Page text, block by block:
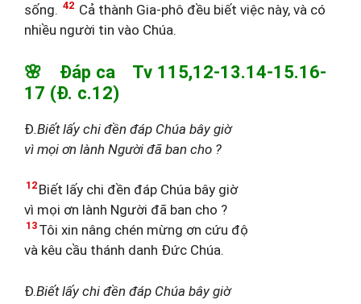
sống. 42 Cả thành Gia-phô đều biết việc này, và có
nhiều người tin vào Chúa.
🌸 Đáp ca Tv 115,12-13.14-15.16-
17 (Đ. c.12)
Đ.Biết lấy chi đền đáp Chúa bây giờ
vì mọi ơn lành Người đã ban cho ?
12 Biết lấy chi đền đáp Chúa bây giờ
vì mọi ơn lành Người đã ban cho ?
13 Tôi xin nâng chén mừng ơn cứu độ
và kêu cầu thánh danh Đức Chúa.
Đ.Biết lấy chi đền đáp Chúa bây giờ